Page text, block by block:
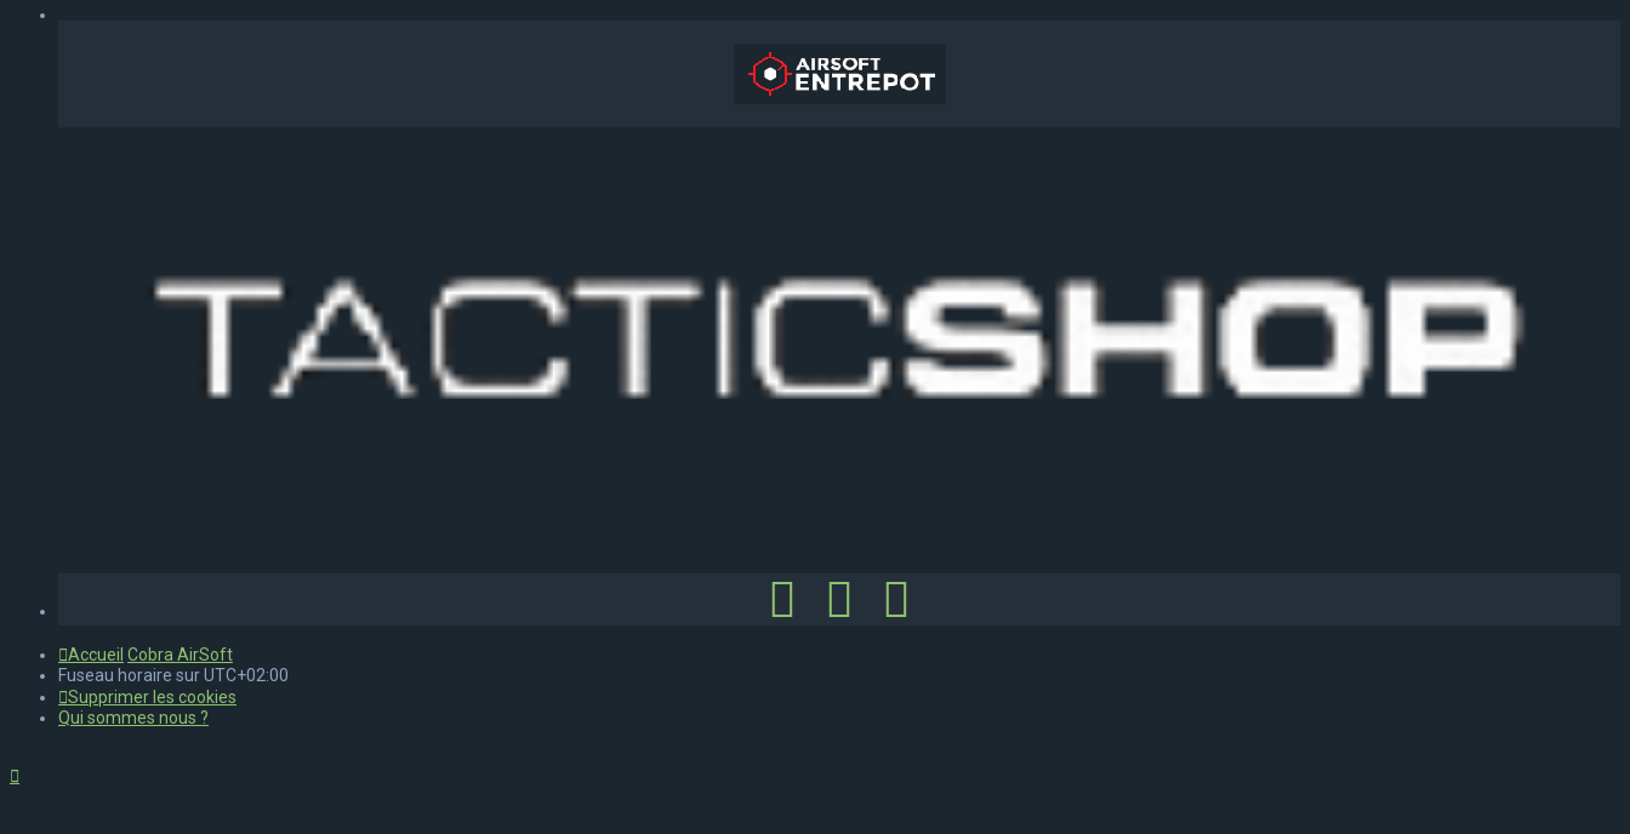
Accueil Cobra AirSoft
Fuseau horaire surUTC+02:00
Supprimer les cookies
Qui sommes nous ?